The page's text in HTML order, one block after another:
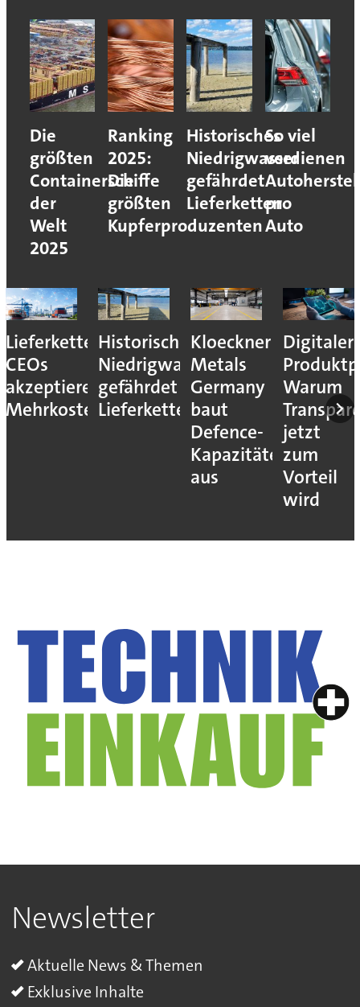
Die
größten
Containerschiffe
der
Welt
2025
Ranking
2025:
Die
größten
Kupferproduzenten
Historisches
Niedrigwasser
gefährdet
Lieferketten
So viel
verdienen
pro
Auto
Lieferkettenresilienz:
CEOs
akzeptieren
Mehrkosten
Historisches
Niedrigwasser
gefährdet
Lieferketten
Kloeckner
Metals
Germany
baut
Defence-
Kapazitäten
aus
Digitaler
Warum
jetzt
zum
Vorteil
wird
Newsletter
Aktuelle News & Themen
Exklusive Inhalte